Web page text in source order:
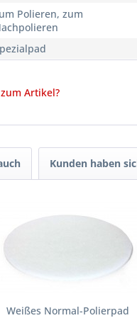
Polieren, zum
Artikel?
Kunden haben
Weißes Normal-Polierpad